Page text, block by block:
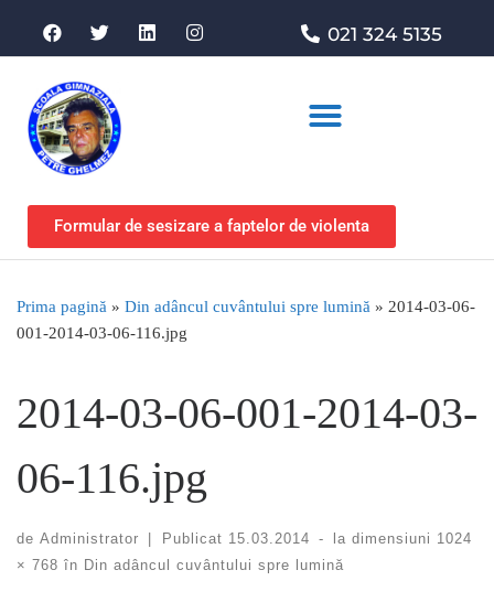
021 324 5135
Formular de sesizare a faptelor de violenta
Prima pagină » Din adâncul cuvântului spre lumină » 2014-03-06-
001-2014-03-06-116.jpg
2014-03-06-001-2014-03-
06-116.jpg
de Administrator | Publicat 15.03.2014 - la dimensiuni 1024
× 768 în Din adâncul cuvântului spre lumină